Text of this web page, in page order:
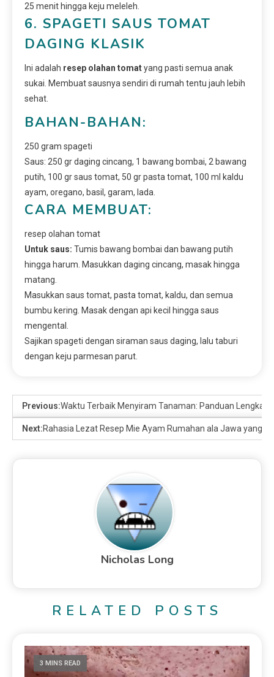
25 menit hingga keju meleleh.
6. SPAGETI SAUS TOMAT
DAGING KLASIK
Ini adalah resep olahan tomatyang pasti semua anak
sukai. Membuat sausnya sendiri di rumah tentu jauh lebih
sehat.
BAHAN-BAHAN:
250 gram spageti
Saus: 250 gr daging cincang, 1 bawang bombai, 2 bawang
putih, 100 gr saus tomat, 50 gr pasta tomat, 100 ml kaldu
ayam, oregano, basil, garam, lada.
CARA MEMBUAT:
resep olahan tomat
Untuk saus: Tumis bawang bombai dan bawang putih
hingga harum. Masukkan daging cincang, masak hingga
matang.
Masukkan saus tomat, pasta tomat, kaldu, dan semua
bumbu kering. Masak dengan api kecil hingga saus
mengental.
Sajikan spageti dengan siraman saus daging, lalu taburi
dengan keju parmesan parut.
Previous:Waktu Terbaik Menyiram Tanaman: Panduan Lengkap
Next:Rahasia Lezat Resep Mie Ayam Rumahan ala Jawa yang
Nicholas Long
RELATED POSTS
3 MINS READ